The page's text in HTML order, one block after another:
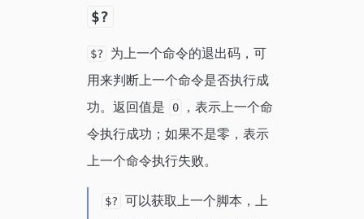
$?
$?
为上一个命令的退出码，可
用来判断上一个命令是否执行成
功。返回值是
0
，表示上一个命
令执行成功；如果不是零，表示
上一个命令执行失败。
$?
可以获取上一个脚本，上